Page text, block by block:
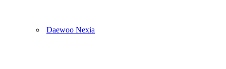
Daewoo Nexia